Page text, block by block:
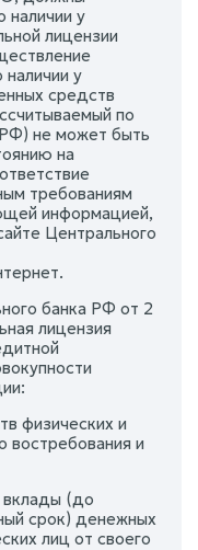
наличии у
лицензии
у
средств
по
не может быть
на
требованиям
информацией,
Центрального
банка РФ от 2
лицензия
физических и
и
вклады (до
срок) денежных
лиц от своего